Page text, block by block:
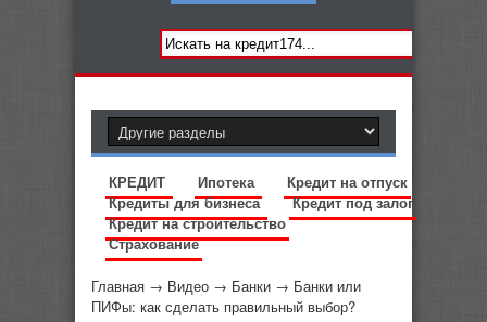
КРЕДИТ Ипотека
Кредит на отпуск
Кредиты для бизнеса
Кредит под залог
Кредит на строительство
Страхование
Главная → Видео → Банки → Банки или
ПИФы: как сделать правильный выбор?